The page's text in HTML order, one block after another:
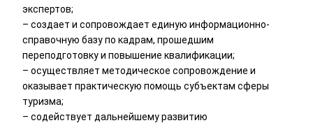
экспертов;
– создает и сопровождает единую информационно-
справочную базу по кадрам, прошедшим
переподготовку и повышение квалификации;
– осуществляет методическое сопровождение и
оказывает практическую помощь субъектам сферы
туризма;
– содействует дальнейшему развитию